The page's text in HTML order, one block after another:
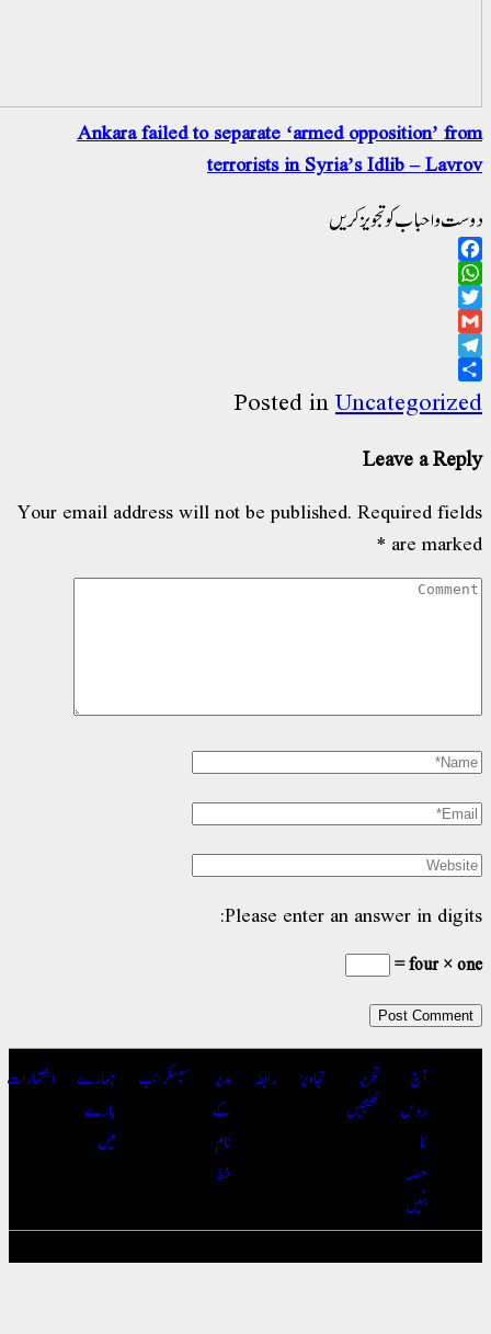
Ankara failed to separate ‘armed opposition’
terrorists in Syria’s Idlib –
و احباب کو تجویز کریں
Posted in
Leave a
Your email address will not be published. Required
are
*
Please enter an answer in
four ×
روس
بھیجیں
تجاویز رابطہ سبسکرائب
ہمارے
بارے
اشتہارات